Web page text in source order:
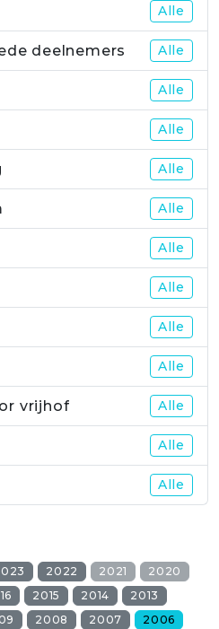
Alle
deelnemers Alle
Alle
Alle
Alle
Alle
Alle
Alle
Alle
Alle
vrijhof Alle
Alle
Alle
2022 2021
2020
2015 2014
2013
2008 2007 2006